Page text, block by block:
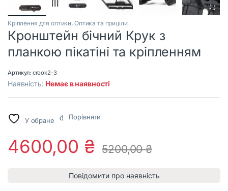
Кріплення для оптики, Оптика та приціли
Кронштейн бічний Крук з
планкою пікатіні та кріпленням
Артикул: crook2-3
Наявність: Немає в наявності
У обране Порівняти
4600,00 ₴ 5200,00₴
Повідомити про наявність